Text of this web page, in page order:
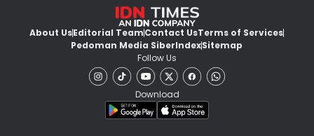
About UsEditorial TeamContact UsTerms of Services
Pedoman Media SiberIndexSitemap
Follow Us
Download